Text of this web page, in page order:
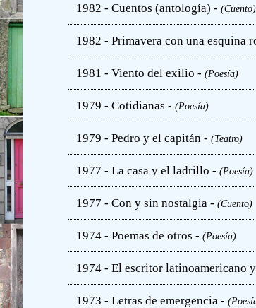
1982 - Cuentos (antología) - (Cuento)
1982 - Primavera con una esquina
1981 - Viento del exilio - (Poesía)
1979 - Cotidianas - (Poesía)
1979 - Pedro y el capitán - (Teatro)
1977 - La casa y el ladrillo - (Poesía)
1977 - Con y sin nostalgia - (Cuento)
1974 - Poemas de otros - (Poesía)
1974 - El escritor latinoamericano
1973 - Letras de emergencia -